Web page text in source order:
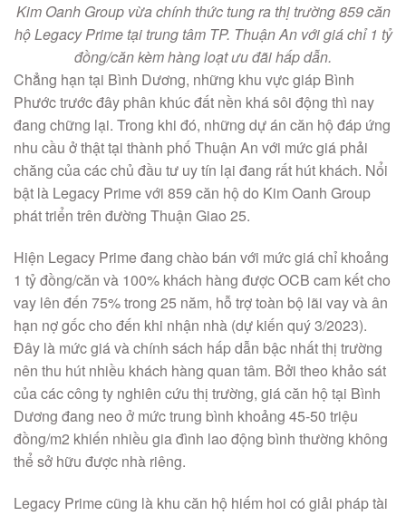
Kim Oanh Group vừa chính thức tung ra thị trường 859 căn
hộ Legacy Prime tại trung tâm TP. Thuận An với giá chỉ 1 tỷ
đồng/căn kèm hàng loạt ưu đãi hấp dẫn.
Chẳng hạn tại Bình Dương, những khu vực giáp Bình
Phước trước đây phân khúc đất nền khá sôi động thì nay
đang chững lại. Trong khi đó, những dự án căn hộ đáp ứng
nhu cầu ở thật tại thành phố Thuận An với mức giá phải
chăng của các chủ đầu tư uy tín lại đang rất hút khách. Nổi
bật là Legacy Prime với 859 căn hộ do Kim Oanh Group
phát triển trên đường Thuận Giao 25.
Hiện Legacy Prime đang chào bán với mức giá chỉ khoảng
1 tỷ đồng/căn và 100% khách hàng được OCB cam kết cho
vay lên đến 75% trong 25 năm, hỗ trợ toàn bộ lãi vay và ân
hạn nợ gốc cho đến khi nhận nhà (dự kiến quý 3/2023).
Đây là mức giá và chính sách hấp dẫn bậc nhất thị trường
nên thu hút nhiều khách hàng quan tâm. Bởi theo khảo sát
của các công ty nghiên cứu thị trường, giá căn hộ tại Bình
Dương đang neo ở mức trung bình khoảng 45-50 triệu
đồng/m2 khiến nhiều gia đình lao động bình thường không
thể sở hữu được nhà riêng.
Legacy Prime cũng là khu căn hộ hiếm hoi có giải pháp tài